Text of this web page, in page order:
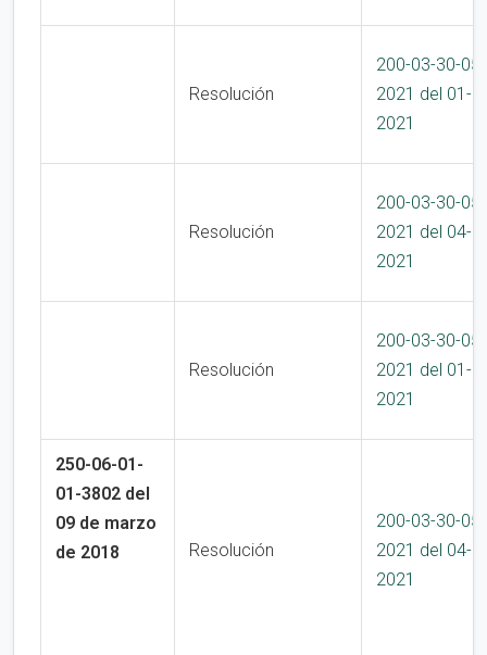
Resolución
200-03-30-
2021 del 01-
2021
Resolución
200-03-30-
2021 del 04-
2021
Resolución
200-03-30-
2021 del 01-
2021
250-06-01-
01-3802 del
09 de marzo
de 2018
Resolución
200-03-30-
2021 del 04-
2021